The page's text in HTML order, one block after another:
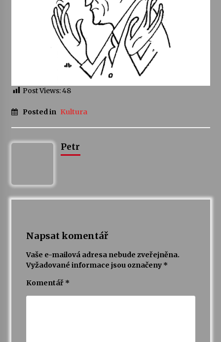
3. 7. 2026
Petr Adamec – Malovaný svět
30. 6. 2026
Post Views:48
Posted in Kultura
Petr
Napsat komentář
Vaše e-mailová adresa nebude zveřejněna.
Vyžadované informace jsou označeny *
Komentář *